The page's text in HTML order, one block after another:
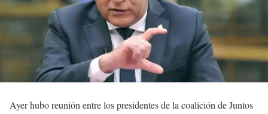
Ayer hubo reunión entre los presidentes de la coalición de Juntos